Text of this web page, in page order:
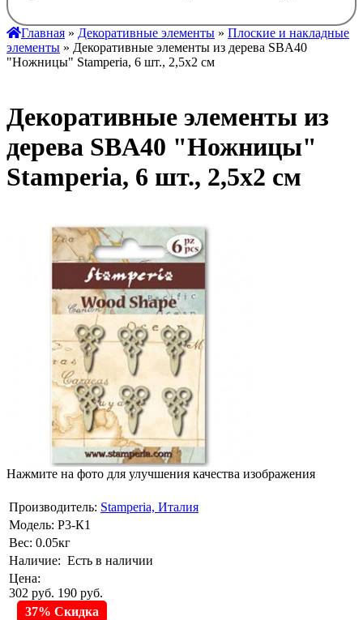
Главная » Декоративные элементы » Плоские и накладные
элементы » Декоративные элементы из дерева SBA40
"Ножницы" Stamperia, 6 шт., 2,5х2 см
Декоративные элементы из
дерева SBA40 "Ножницы"
Stamperia, 6 шт., 2,5х2 см
Нажмите на фото для улучшения качества изображения
Производитель: Stamperia, Италия
Модель: Р3-К1
Вес: 0.05кг
Наличие: Есть в наличии
Цена:
302 руб. 190 руб.
37% Скидка